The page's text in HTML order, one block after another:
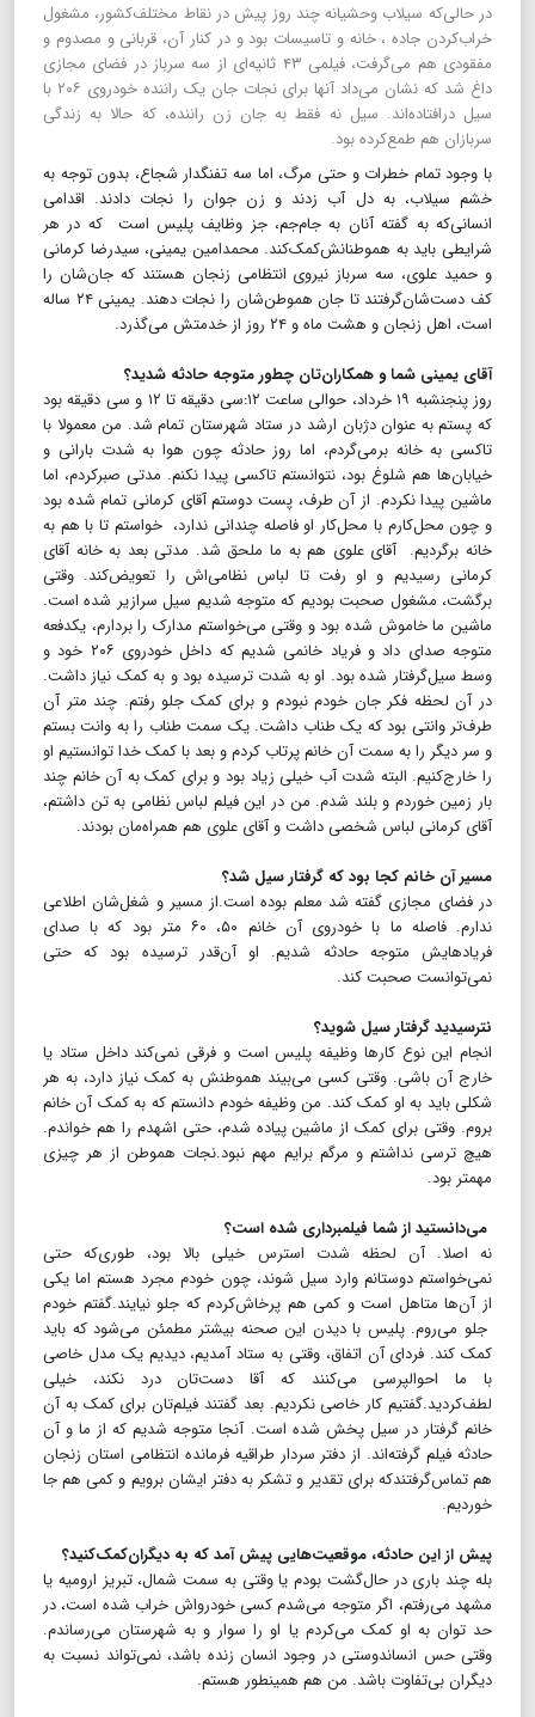
در حالی‌که سیلاب وحشیانه چند روز پیش در نقاط مختلف‌کشور، مشغول
خراب‌کردن جاده ، خانه و تاسیسات بود و در کنار آن، قربانی و مصدوم و
مفقودی هم می‌گرفت، فیلمی ۴۳ ثانیه‌ای از سه سرباز در فضای مجازی
داغ شد که نشان می‌داد آنها برای نجات جان یک راننده خودروی ۲۰۶ با
سیل درافتاده‌اند. سیل نه فقط به جان زن راننده، که حالا به زندگی
سربازان هم طمع‌کرده بود.
با وجود تمام خطرات و حتی مرگ، اما سه تفنگدار شجاع، بدون توجه به
خشم سیلاب، به دل آب زدند و زن جوان را نجات دادند. اقدامی
انسانی‌که به گفته آنان به جام‌جم، جز وظایف پلیس است که در هر
شرایطی باید به هموطنانش‌کمک‌کند. محمدامین یمینی، سیدرضا کرمانی
و حمید علوی، سه سرباز نیروی انتظامی زنجان هستند که جان‌شان را
کف دست‌شان‌گرفتند تا جان هموطن‌شان را نجات دهند. یمینی ۲۴ ساله
است، اهل زنجان و هشت ماه و ۲۴ روز از خدمتش می‌گذرد.
آقای یمینی شما و همکاران‌تان چطور متوجه حادثه شدید؟
روز پنجنشبه ۱۹ خرداد، حوالی ساعت ۱۲:سی دقیقه تا ۱۲ و سی دقیقه بود
که پستم به عنوان دژبان ارشد در ستاد شهرستان تمام شد. من معمولا با
تاکسی به خانه برمی‌گردم، اما روز حادثه چون هوا به شدت بارانی و
خیابان‌ها هم شلوغ بود، نتوانستم تاکسی پیدا نکنم. مدتی صبرکردم، اما
ماشین پیدا نکردم. از آن طرف، پست دوستم آقای کرمانی تمام شده بود
و چون محل‌کارم با محل‌کار او فاصله چندانی ندارد، خواستم تا با هم به
خانه برگردیم. آقای علوی هم به ما ملحق شد. مدتی بعد به خانه آقای
کرمانی رسیدیم و او رفت تا لباس نظامی‌اش را تعویض‌کند. وقتی
برگشت، مشغول صحبت بودیم که متوجه شدیم سیل سرازیر شده است.
ماشین ما خاموش شده بود و وقتی می‌خواستم مدارک را بردارم، یکدفعه
متوجه صدای داد و فریاد خانمی شدیم که داخل خودروی ۲۰۶ خود و
وسط سیل‌گرفتار شده بود. او به شدت ترسیده بود و به کمک نیاز داشت.
در آن لحظه فکر جان خودم نبودم و برای کمک جلو رفتم. چند متر آن
طرف‌تر وانتی بود که یک طناب داشت. یک سمت طناب را به وانت بستم
و سر دیگر را به سمت آن خانم پرتاب کردم و بعد با کمک خدا توانستیم او
را خارج‌کنیم. البته شدت آب خیلی زیاد بود و برای کمک به آن خانم چند
بار زمین خوردم و بلند شدم. من در این فیلم لباس نظامی به تن داشتم،
آقای کرمانی لباس شخصی داشت و آقای علوی هم همراه‌مان بودند.
مسیر آن خانم‌ کجا بود که‌ گرفتار سیل شد؟
در فضای مجازی گفته شد معلم بوده است.از مسیر و شغل‌شان اطلاعی
ندارم. فاصله ما با خودروی آن خانم ۵۰، ۶۰ متر بود که با صدای
فریادهایش متوجه حادثه شدیم. او آن‌قدر ترسیده بود که حتی
نمی‌توانست صحبت کند.
نترسیدید گرفتار سیل شوید؟
انجام این نوع کارها وظیفه پلیس است و فرقی نمی‌کند داخل ستاد یا
خارج آن باشی. وقتی کسی می‌بیند هموطنش به کمک نیاز دارد، به هر
شکلی باید به او کمک کند. من وظیفه خودم دانستم که به کمک آن خانم
بروم. وقتی برای کمک از ماشین پیاده شدم، حتی اشهدم را هم خواندم.
هیچ ترسی نداشتم و مرگم برایم مهم نبود.نجات هموطن از هر چیزی
مهمتر بود.
می‌دانستید از شما فیلمبرداری شده است؟
نه اصلا. آن لحظه شدت استرس خیلی بالا بود، طوری‌که حتی
نمی‌خواستم دوستانم وارد سیل شوند، چون خودم مجرد هستم اما یکی
از آن‌ها متاهل است و کمی هم پرخاش‌کردم که جلو نیایند.گفتم خودم
جلو می‌روم. پلیس با دیدن این صحنه بیشتر مطمئن می‌شود که باید
کمک کند. فردای آن اتفاق، وقتی به ستاد آمدیم، دیدیم یک مدل خاصی
با ما احوالپرسی می‌کنند که آقا دست‌تان درد نکند، خیلی
لطف‌کردید.گفتیم کار خاصی نکردیم. بعد گفتند فیلم‌تان برای کمک به آن
خانم گرفتار در سیل پخش شده است. آنجا متوجه شدیم که از ما و آن
حادثه فیلم گرفته‌اند. از دفتر سردار طراقیه فرمانده انتظامی استان زنجان
هم تماس‌گرفتندکه برای تقدیر و تشکر به دفتر ایشان برویم و کمی هم جا
خوردیم.
پیش از این حادثه، موقعیت‌هایی پیش آمد که به دیگران‌کمک‌کنید؟
بله چند باری در حال‌گشت بودم یا وقتی به سمت شمال، تبریز ارومیه یا
مشهد می‌رفتم، اگر متوجه می‌شدم کسی خودرواش خراب شده است، در
حد توان به او کمک می‌کردم یا او را سوار و به شهرستان می‌رساندم.
وقتی حس انساندوستی در وجود انسان زنده باشد، نمی‌تواند نسبت به
دیگران بی‌تفاوت باشد. من هم همینطور هستم.